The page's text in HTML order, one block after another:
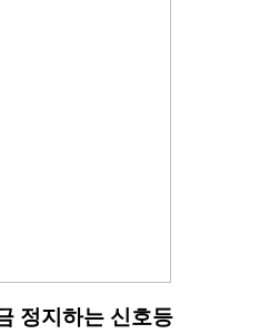
정지하는 신호등